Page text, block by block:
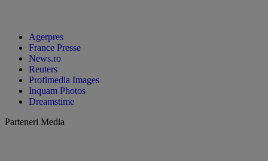
Agerpres
France Presse
News.ro
Reuters
Profimedia Images
Inquam Photos
Dreamstime
Parteneri Media